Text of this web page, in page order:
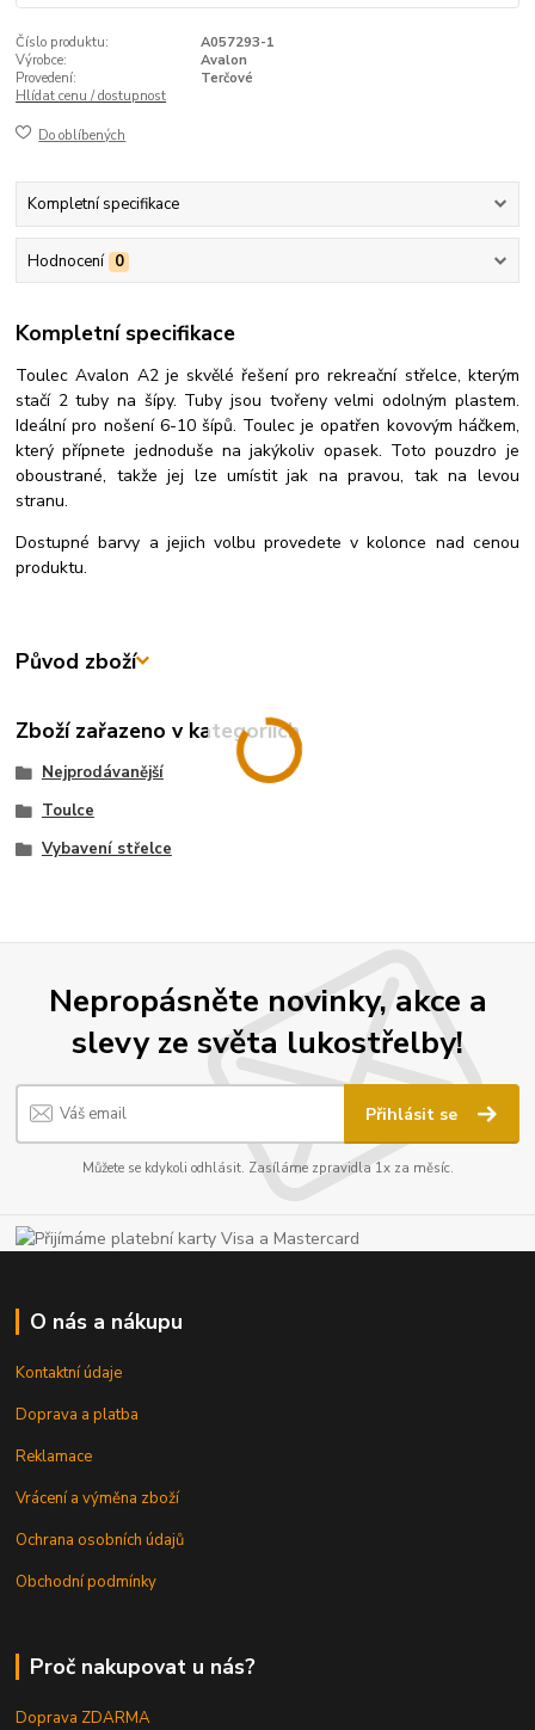
Číslo produktu:
A057293-1
Výrobce:
Avalon
Provedení:
Terčové
Hlídat cenu / dostupnost
Do oblíbených
Kompletní specifikace
Hodnocení 0
Kompletní specifikace
Toulec Avalon A2 je skvělé řešení pro rekreační střelce, kterým
stačí 2 tuby na šípy. Tuby jsou tvořeny velmi odolným plastem.
Ideální pro nošení 6-10 šípů. Toulec je opatřen kovovým háčkem,
který přípnete jednoduše na jakýkoliv opasek. Toto pouzdro je
oboustrané, takže jej lze umístit jak na pravou, tak na levou
stranu.
Dostupné barvy a jejich volbu provedete v kolonce nad cenou
produktu.
Původ zboží
Zboží zařazeno v kategoriích
Nejprodávanější
Toulce
Vybavení střelce
Nepropásněte novinky, akce a
slevy ze světa lukostřelby!
Přihlásit se
Můžete se kdykoli odhlásit. Zasíláme zpravidla 1x za měsíc.
O nás a nákupu
Kontaktní údaje
Doprava a platba
Reklamace
Vrácení a výměna zboží
Ochrana osobních údajů
Obchodní podmínky
Proč nakupovat u nás?
Doprava ZDARMA